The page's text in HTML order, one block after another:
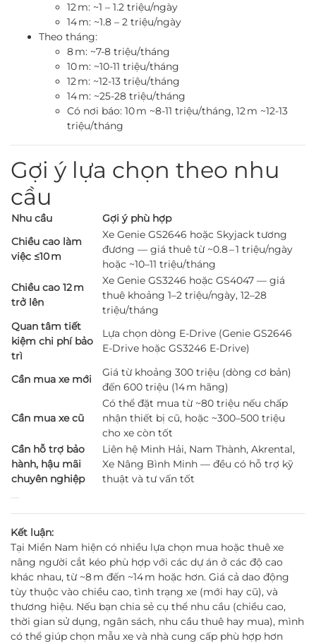
12 m: ~1 – 1.2 triệu/ngày
14 m: ~1.8 – 2 triệu/ngày
Theo tháng:
8 m: ~7‑8 triệu/tháng
10 m: ~10‑11 triệu/tháng
12 m: ~12‑13 triệu/tháng
14 m: ~25‑28 triệu/tháng
Có nơi báo: 10 m ~8‑11 triệu/tháng, 12 m ~12‑13
triệu/tháng
Gợi ý lựa chọn theo nhu
cầu
Nhu cầu
Gợi ý phù hợp
Chiều cao làm
việc ≤10 m
Xe Genie GS2646 hoặc Skyjack tương
đương — giá thuê từ ~0.8 – 1 triệu/ngày
hoặc ~10–11 triệu/tháng
Chiều cao 12 m
trở lên
Xe Genie GS3246 hoặc GS4047 — giá
thuê khoảng 1–2 triệu/ngày, 12–28
triệu/tháng
Quan tâm tiết
kiệm chi phí bảo
trì
Lựa chọn dòng E‑Drive (Genie GS2646
E‑Drive hoặc GS3246 E‑Drive)
Cần mua xe mới
Giá từ khoảng 300 triệu (dòng cơ bản)
đến 600 triệu (14 m hãng)
Cần mua xe cũ
Có thể đặt mua từ ~80 triệu nếu chấp
nhận thiết bị cũ, hoặc ~300–500 triệu
cho xe còn tốt
Cần hỗ trợ bảo
hành, hậu mãi
chuyên nghiệp
Liên hệ Minh Hải, Nam Thành, Akrental,
Xe Nâng Bình Minh — đều có hỗ trợ kỹ
thuật và tư vấn tốt
Kết luận:
Tại Miền Nam hiện có nhiều lựa chọn mua hoặc thuê xe
nâng người cắt kéo phù hợp với các dự án ở các độ cao
khác nhau, từ ~8 m đến ~14 m hoặc hơn. Giá cả dao động
tùy thuộc vào chiều cao, tình trạng xe (mới hay cũ), và
thương hiệu. Nếu bạn chia sẻ cụ thể nhu cầu (chiều cao,
thời gian sử dụng, ngân sách, nhu cầu thuê hay mua), mình
có thể giúp chọn mẫu xe và nhà cung cấp phù hợp hơn